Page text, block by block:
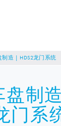
制造 | HDS2龙门系统
盘制
门系